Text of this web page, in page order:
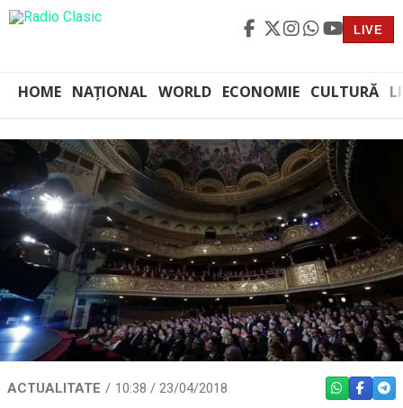
LIVE
HOME NAȚIONAL WORLD ECONOMIE CULTURĂ
ACTUALITATE 10:38 / 23/04/2018 WHATSAPP